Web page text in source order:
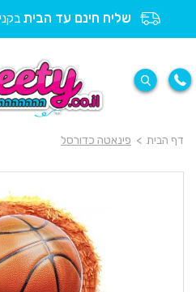
שליח חינם עד הבית
דף הבית > פינאטה כדורסל